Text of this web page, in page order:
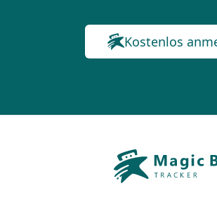
Kostenlos